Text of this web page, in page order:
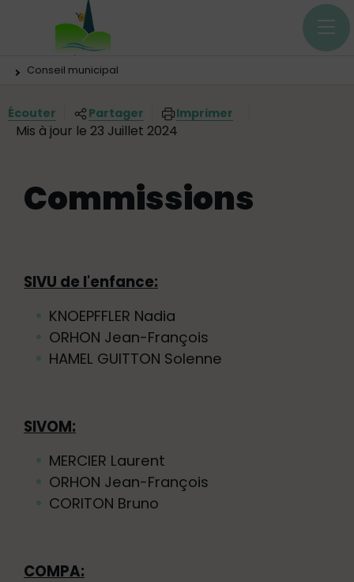
Panneau de gestion des cookies
Menu principal
Vous êtes ici:
Conseil municipal
Écouter Partager Imprimer
Mis à jour le 23 Juillet 2024
Commissions
SIVU de l'enfance:
KNOEPFFLER Nadia
ORHON Jean-François
HAMEL GUITTON Solenne
SIVOM:
MERCIER Laurent
ORHON Jean-François
CORITON Bruno
COMPA: